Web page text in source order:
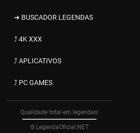
➔ BUSCADOR LEGENDAS
⤴ 4K XXX
⤴ APLICATIVOS
⤴ PC GAMES
Qualidade total em legendas!
© LegendaOficial.NET